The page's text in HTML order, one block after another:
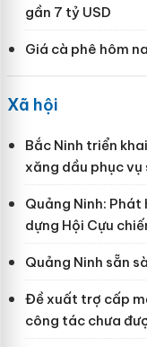
gần 7 tỷ USD
Giá cà phê hôm
Xã hội
Bắc Ninh triển
xăng dầu phục
Quảng Ninh: Phát
dựng Hội Cựu
Quảng Ninh sẵn
Đề xuất trợ cấp
công tác chưa